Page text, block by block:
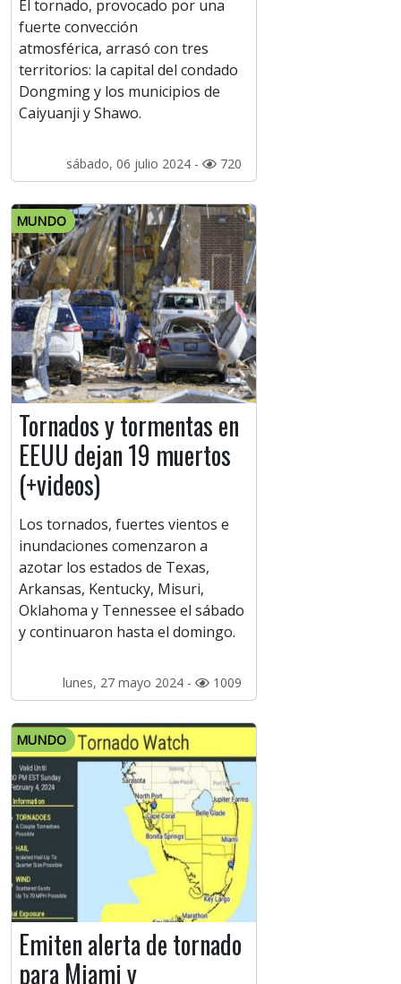
El tornado, provocado por una
fuerte convección
atmosférica, arrasó con tres
territorios: la capital del condado
Dongming y los municipios de
Caiyuanji y Shawo.
sábado, 06 julio 2024 - 720
MUNDO
Tornados y tormentas en
EEUU dejan 19 muertos
(+videos)
Los tornados, fuertes vientos e
inundaciones comenzaron a
azotar los estados de Texas,
Arkansas, Kentucky, Misuri,
Oklahoma y Tennessee el sábado
y continuaron hasta el domingo.
lunes, 27 mayo 2024 - 1009
MUNDO
Emiten alerta de tornado
para Miami y